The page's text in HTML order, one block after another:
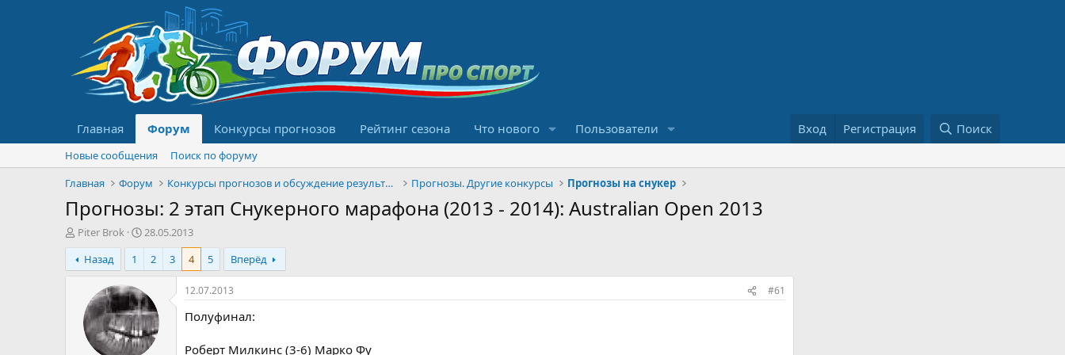
Главная Форум Конкурсы прогнозов Рейтинг сезона Что нового Пользователи Вход Регистрация Поиск
Новые сообщения
Поиск по форуму
Главная
Форум Конкурсы прогнозов и обсуждение результатов Прогнозы. Другие конкурсы Прогнозы на снукер
Прогнозы: 2 этап Снукерного марафона (2013 - 2014): Australian Open 2013
А
в
т
о
м
Piter Brok
Д
а
а
а
ч
а
л
28.05.2013
Назад
1 2 3 4 5 Вперёд
12.07.2013 #61
Полуфинал:
Роберт Милкинс (3-6) Марко Фу